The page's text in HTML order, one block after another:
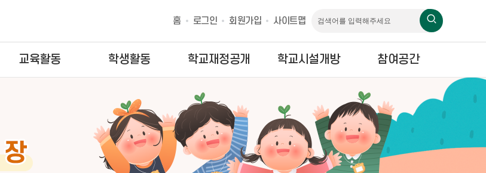
홈 로그인 회원가입 사이트맵
교육활동 학생활동 학교재정공개 학교시설개방 참여공간